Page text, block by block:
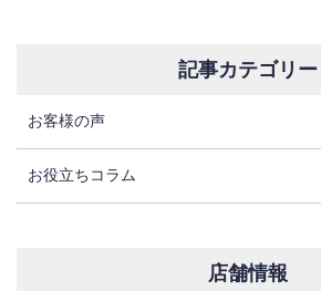
記事カテゴリー
お客様の声
お役立ちコラム
店舗情報